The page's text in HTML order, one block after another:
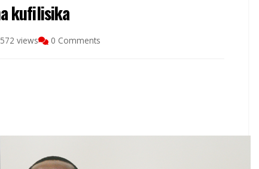
kufilisika
views 0 Comments